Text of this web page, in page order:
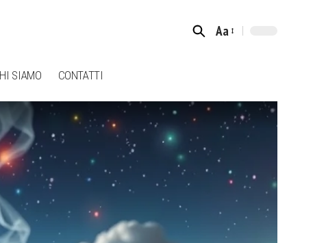
Font
Aa
SIAMO CONTATTI